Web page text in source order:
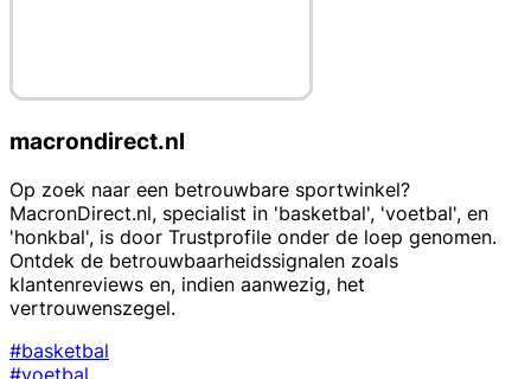
macrondirect.nl
Op zoek naar een betrouwbare sportwinkel?
MacronDirect.nl, specialist in 'basketbal', 'voetbal', en
'honkbal', is door Trustprofile onder de loep genomen.
Ontdek de betrouwbaarheidssignalen zoals
klantenreviews en, indien aanwezig, het
vertrouwenszegel.
#basketbal
#voetbal